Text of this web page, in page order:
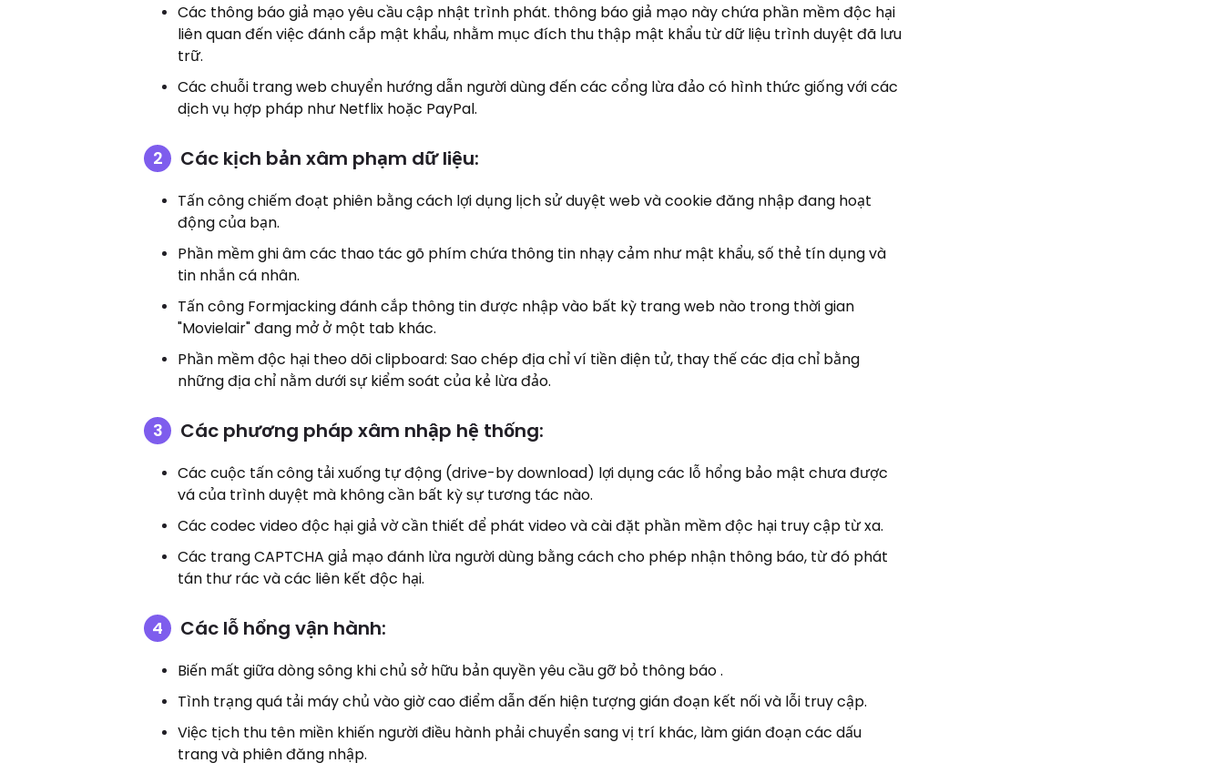
Các thông báo giả mạo yêu cầu cập nhật trình phát. thông báo giả mạo này chứa phần mềm độc hại
liên quan đến việc đánh cắp mật khẩu, nhằm mục đích thu thập mật khẩu từ dữ liệu trình duyệt đã lưu
trữ.
Các chuỗi trang web chuyển hướng dẫn người dùng đến các cổng lừa đảo có hình thức giống với các
dịch vụ hợp pháp như Netflix hoặc PayPal.
Các kịch bản xâm phạm dữ liệu:
Tấn công chiếm đoạt phiên bằng cách lợi dụng lịch sử duyệt web và cookie đăng nhập đang hoạt
động của bạn.
Phần mềm ghi âm các thao tác gõ phím chứa thông tin nhạy cảm như mật khẩu, số thẻ tín dụng và
tin nhắn cá nhân.
Tấn công Formjacking đánh cắp thông tin được nhập vào bất kỳ trang web nào trong thời gian
"Movielair" đang mở ở một tab khác.
Phần mềm độc hại theo dõi clipboard: Sao chép địa chỉ ví tiền điện tử, thay thế các địa chỉ bằng
những địa chỉ nằm dưới sự kiểm soát của kẻ lừa đảo.
Các phương pháp xâm nhập hệ thống:
Các cuộc tấn công tải xuống tự động (drive-by download) lợi dụng các lỗ hổng bảo mật chưa được
vá của trình duyệt mà không cần bất kỳ sự tương tác nào.
Các codec video độc hại giả vờ cần thiết để phát video và cài đặt phần mềm độc hại truy cập từ xa.
Các trang CAPTCHA giả mạo đánh lừa người dùng bằng cách cho phép nhận thông báo, từ đó phát
tán thư rác và các liên kết độc hại.
Các lỗ hổng vận hành:
Biến mất giữa dòng sông khi chủ sở hữu bản quyền yêu cầu gỡ bỏ thông báo .
Tình trạng quá tải máy chủ vào giờ cao điểm dẫn đến hiện tượng gián đoạn kết nối và lỗi truy cập.
Việc tịch thu tên miền khiến người điều hành phải chuyển sang vị trí khác, làm gián đoạn các dấu
trang và phiên đăng nhập.